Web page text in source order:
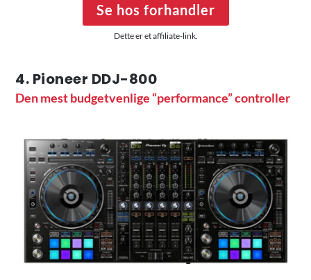
Se hos forhandler
Dette er et affiliate-link.
4. Pioneer DDJ-800
Den mest budgetvenlige “performance” controller